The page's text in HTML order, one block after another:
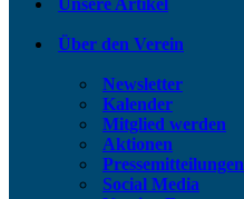
Unsere Artikel
Über den Verein
Newsletter
Kalender
Mitglied werden
Aktionen
Pressemitteilungen
Social Media